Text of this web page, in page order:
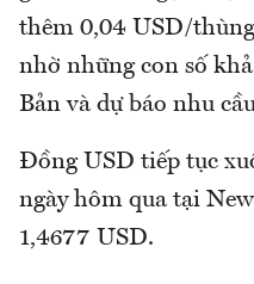
thêm 0,04 USD/
nhờ những con số
Bản và dự báo nhu
Đồng USD tiếp tục
ngày hôm qua tại
1,4677 USD.